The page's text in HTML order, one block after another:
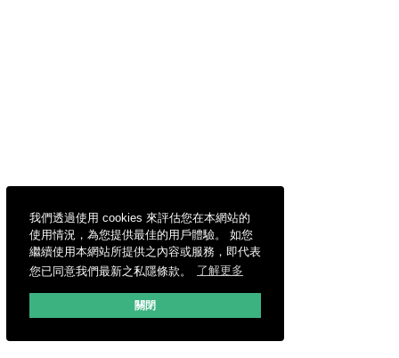
我們透過使用 cookies 來評估您在本網站的
使用情況，為您提供最佳的用戶體驗。 如您
繼續使用本網站所提供之內容或服務，即代表
您已同意我們最新之私隱條款。
了解更多
關閉